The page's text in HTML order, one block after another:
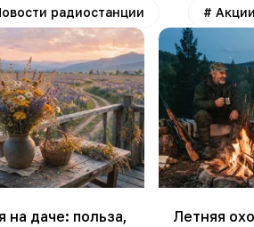
радиостанции # Акции
на даче: польза,
Летняя